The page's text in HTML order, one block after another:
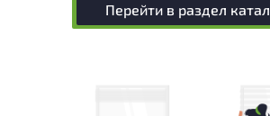
Перейти в раздел